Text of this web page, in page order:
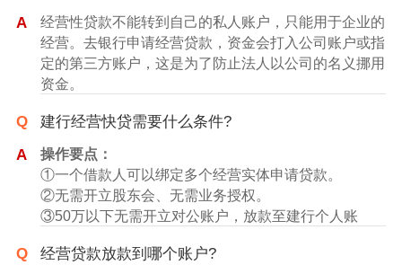
A
经营性贷款不能转到自己的私人账户，只能用于企业的
经营。去银行申请经营贷款，资金会打入公司账户或指
定的第三方账户，这是为了防止法人以公司的名义挪用
资金。
咨询贷款银行的政策，并遵循合法合规的原则，确保不
会触犯法律。此外，应该合理使用资金，避免将贷款用
于不正当用途，以避免造成企业财务状况的恶化。
Q
建行经营快贷需要什么条件?
A
操作要点：
①一个借款人可以绑定多个经营实体申请贷款。
②无需开立股东会、无需业务授权。
③50万以下无需开立对公账户，放款至建行个人账
公账户)。
Q 经营贷款放款到哪个账户?